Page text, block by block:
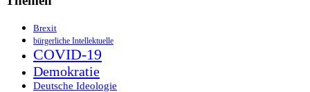
Brexit
bürgerliche Intellektuelle
COVID-19
Demokratie
Deutsche Ideologie